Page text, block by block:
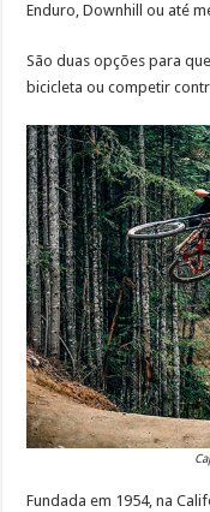
Enduro, Downhill ou até
São duas opções para
bicicleta ou competir
Fundada em 1954, na